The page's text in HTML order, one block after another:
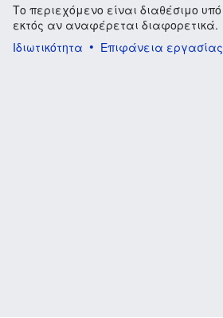
Το περιεχόμενο είναι διαθέσιμο υπό
εκτός αν αναφέρεται διαφορετικά.
Ιδιωτικότητα
Επιφάνεια εργασίας